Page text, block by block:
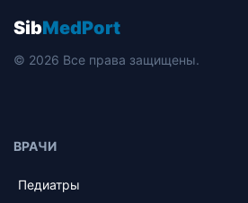
SibMedPort
© 2026 Все права защищены.
ВРАЧИ
Педиатры